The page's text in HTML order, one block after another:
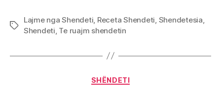
Tags
Lajme nga Shendeti Receta Shendeti Shendetesia
Shendeti Te ruajm shendetin
Categories
SHËNDETI